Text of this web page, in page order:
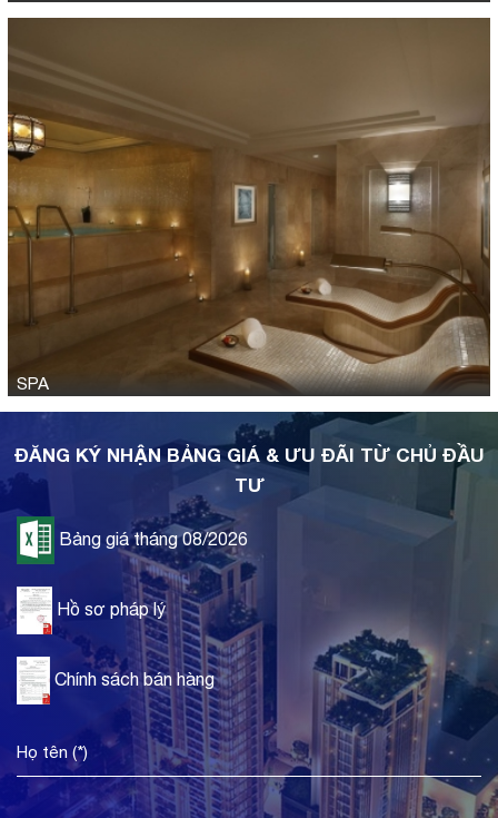
SPA
ĐĂNG KÝ NHẬN BẢNG GIÁ & ƯU ĐÃI TỪ CHỦ ĐẦU
TƯ
Bảng giá tháng 08/2026
Hồ sơ pháp lý
Chính sách bán hàng